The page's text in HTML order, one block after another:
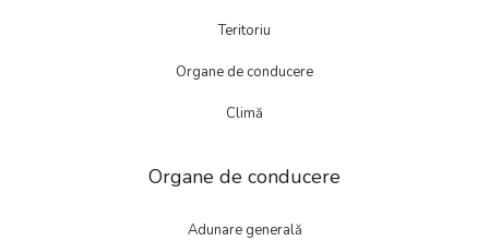
Teritoriu
Organe de conducere
Climă
Organe de conducere
Adunare generală